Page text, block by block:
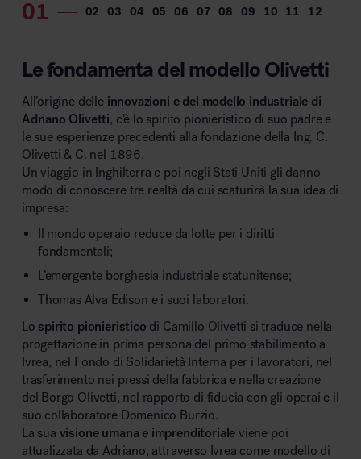
Le fondamenta del modello Olivetti
All’origine delle innovazioni e del modello industriale di
Adriano Olivetti, c’è lo spirito pionieristico di suo padre e
le sue esperienze precedenti alla fondazione della Ing. C.
Olivetti & C. nel 1896.
Un viaggio in Inghilterra e poi negli Stati Uniti gli danno
modo di conoscere tre realtà da cui scaturirà la sua idea di
impresa:
Il mondo operaio reduce da lotte per i diritti
fondamentali;
L’emergente borghesia industriale statunitense;
Thomas Alva Edison e i suoi laboratori.
Lo spirito pionieristico di Camillo Olivetti si traduce nella
progettazione in prima persona del primo stabilimento a
Ivrea, nel Fondo di Solidarietà Interna per i lavoratori, nel
trasferimento nei pressi della fabbrica e nella creazione
del Borgo Olivetti, nel rapporto di fiducia con gli operai e il
suo collaboratore Domenico Burzio.
La sua visione umana e imprenditoriale viene poi
attualizzata da Adriano, attraverso Ivrea come modello di